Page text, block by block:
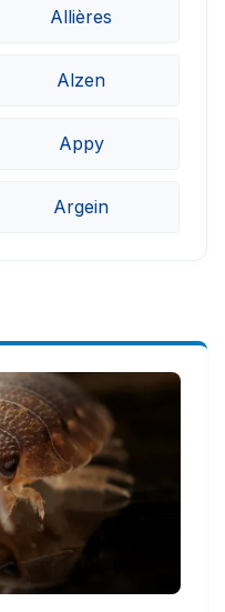
Allières
Alzen
Appy
Argein